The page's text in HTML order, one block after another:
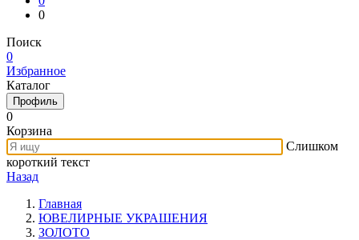
0
Поиск
0
Избранное
Каталог
Профиль
0
Корзина
Слишком
короткий текст
Назад
Главная
ЮВЕЛИРНЫЕ УКРАШЕНИЯ
ЗОЛОТО